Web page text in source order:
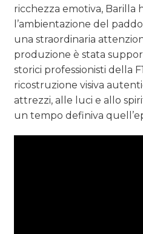
ricchezza emotiva, Barilla
l’ambientazione del
una straordinaria
produzione è stata
storici professionisti della
ricostruzione visiva
attrezzi, alle luci e allo
un tempo definiva